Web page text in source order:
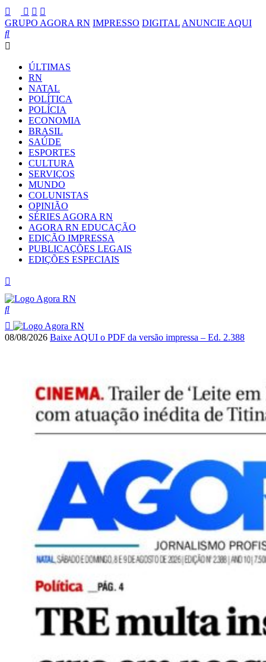
GRUPO AGORA RN IMPRESSO DIGITAL ANUNCIE AQUI
ÚLTIMAS
RN
NATAL
POLÍTICA
POLÍCIA
ECONOMIA
BRASIL
SAÚDE
ESPORTES
CULTURA
SERVIÇOS
MUNDO
COLUNISTAS
OPINIÃO
SÉRIES AGORA RN
AGORA RN EDUCAÇÃO
EDIÇÃO IMPRESSA
PUBLICAÇÕES LEGAIS
EDIÇÕES ESPECIAIS
08/08/2026 Baixe AQUI o PDF da versão impressa – Ed. 2.388